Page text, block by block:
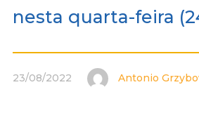
nesta quarta-feira
23/08/2022 Antonio